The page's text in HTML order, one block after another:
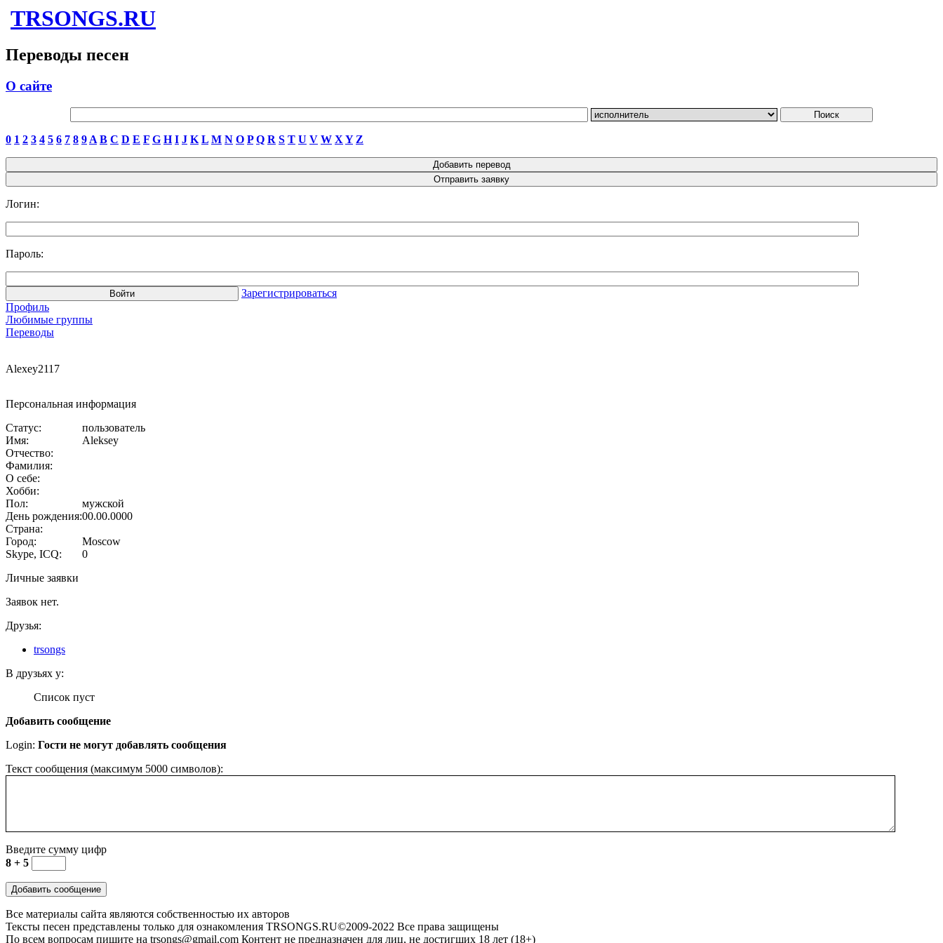
TRSONGS.RU
Переводы песен
О сайте
0 1 2 3 4 5 6 7 8 9 A B C D E F G H I J K L M N O P Q R S T U V W X Y Z
Логин:
Пароль:
Зарегистрироваться
Профиль
Любимые группы
Переводы
Alexey2117
Персональная информация
Статус:
пользователь
Имя:
Aleksey
Отчество:
Фамилия:
О себе:
Хобби:
Пол:
мужской
День рождения:00.00.0000
Страна:
Город:
Moscow
Skype, ICQ:
0
Личные заявки
Заявок нет.
Друзья:
trsongs
В друзьях у:
Список пуст
Добавить сообщение
Login: Гости не могут добавлять сообщения
Текст сообщения (максимум 5000 символов):
Введите сумму цифр
8 + 5
Все материалы сайта являются собственностью их авторов
Тексты песен представлены только для ознакомления TRSONGS.RU©2009-2022 Все права защищены
По всем вопросам пишите на trsongs@gmail.com Контент не предназначен для лиц, не достигших 18 лет (18+)